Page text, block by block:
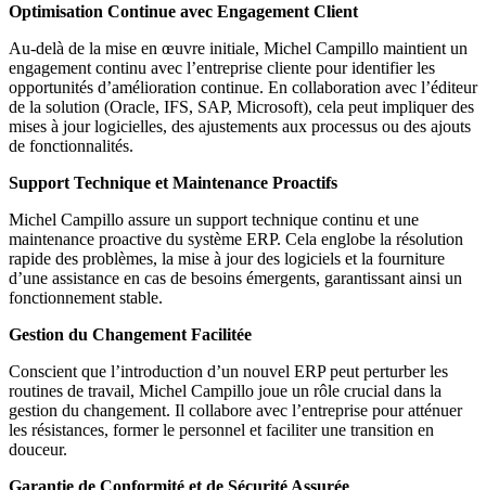
Optimisation Continue avec Engagement Client
Au-delà de la mise en œuvre initiale, Michel Campillo maintient un
engagement continu avec l’entreprise cliente pour identifier les
opportunités d’amélioration continue. En collaboration avec l’éditeur
de la solution (Oracle, IFS, SAP, Microsoft), cela peut impliquer des
mises à jour logicielles, des ajustements aux processus ou des ajouts
de fonctionnalités.
Support Technique et Maintenance Proactifs
Michel Campillo assure un support technique continu et une
maintenance proactive du système ERP. Cela englobe la résolution
rapide des problèmes, la mise à jour des logiciels et la fourniture
d’une assistance en cas de besoins émergents, garantissant ainsi un
fonctionnement stable.
Gestion du Changement Facilitée
Conscient que l’introduction d’un nouvel ERP peut perturber les
routines de travail, Michel Campillo joue un rôle crucial dans la
gestion du changement. Il collabore avec l’entreprise pour atténuer
les résistances, former le personnel et faciliter une transition en
douceur.
Garantie de Conformité et de Sécurité Assurée